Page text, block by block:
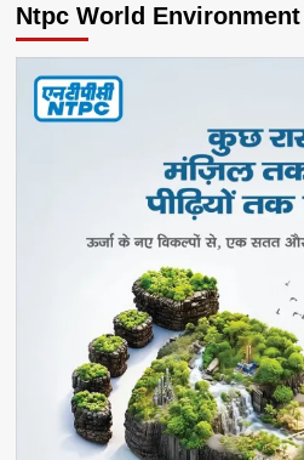
Ntpc World Environment